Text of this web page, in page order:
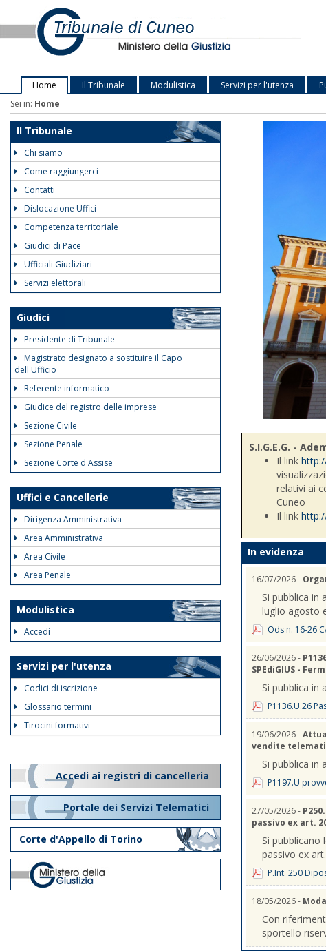
Home Il Tribunale Modulistica Servizi per l'utenza
Sei in: Home
Il Tribunale
Chi siamo
Come raggiungerci
Contatti
Dislocazione Uffici
Competenza territoriale
Giudici di Pace
Ufficiali Giudiziari
Servizi elettorali
Giudici
Presidente di Tribunale
Magistrato designato a sostituire il Capo
dell'Ufficio
Referente informatico
Giudice del registro delle imprese
Sezione Civile
Sezione Penale
Sezione Corte d'Assise
Uffici e Cancellerie
Dirigenza Amministrativa
Area Amministrativa
Area Civile
Area Penale
Modulistica
Accedi
Servizi per l'utenza
Codici di iscrizione
Glossario termini
Tirocini formativi
Accedi ai registri di cancelleria
Portale dei Servizi Telematici
Corte d'Appello di Torino
S.I.G.E.G. -
Il link
relativi ai
Cuneo
Il link
In evidenza
16/07/2026 -
Si pubblica in
luglio agosto
Ods n. 16-26
26/06/2026 -
SPEdiGIUS -
Si pubblica in
P1136.U.26
19/06/2026 -
vendite
Si pubblica in
P1197.U
27/05/2026 -
passivo ex art.
Si
passivo ex
P.Int. 250
18/05/2026 -
Con
sportello